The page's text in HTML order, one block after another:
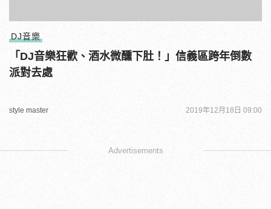
DJ音樂
「DJ音樂狂歡、酒水微醺下肚！」信義區跨年倒數
派對去處
style master 2019年12月18日 09:00
Advertisements